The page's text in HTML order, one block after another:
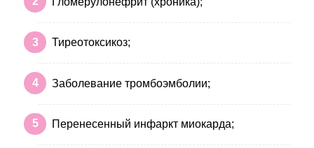
Тиреотоксикоз;
Заболевание тромбоэмболии;
Перенесенный инфаркт миокарда;